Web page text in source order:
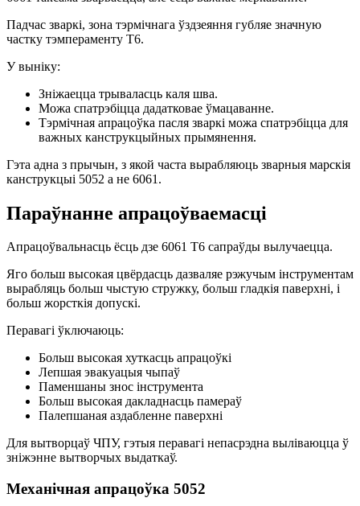
Падчас зваркі, зона тэрмічнага ўздзеяння губляе значную
частку тэмпераменту Т6.
У выніку:
Зніжаецца трываласць каля шва.
Можа спатрэбіцца дадатковае ўмацаванне.
Тэрмічная апрацоўка пасля зваркі можа спатрэбіцца для
важных канструкцыйных прымянення.
Гэта адна з прычын, з якой часта вырабляюць зварныя марскія
канструкцыі 5052 а не 6061.
Параўнанне апрацоўваемасці
Апрацоўвальнасць ёсць дзе 6061 T6 сапраўды вылучаецца.
Яго больш высокая цвёрдасць дазваляе рэжучым інструментам
вырабляць больш чыстую стружку, больш гладкія паверхні, і
больш жорсткія допускі.
Перавагі ўключаюць:
Больш высокая хуткасць апрацоўкі
Лепшая эвакуацыя чыпаў
Паменшаны знос інструмента
Больш высокая дакладнасць памераў
Палепшаная аздабленне паверхні
Для вытворцаў ЧПУ, гэтыя перавагі непасрэдна выліваюцца ў
зніжэнне вытворчых выдаткаў.
Механічная апрацоўка 5052